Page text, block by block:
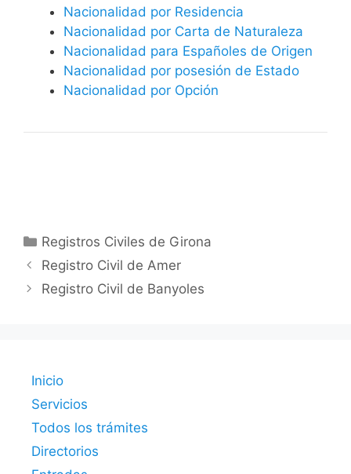
Nacionalidad por Residencia
Nacionalidad por Carta de Naturaleza
Nacionalidad para Españoles de Origen
Nacionalidad por posesión de Estado
Nacionalidad por Opción
Categorías
Registros Civiles de Girona
Registro Civil de Amer
Registro Civil de Banyoles
Inicio
Servicios
Todos los trámites
Directorios